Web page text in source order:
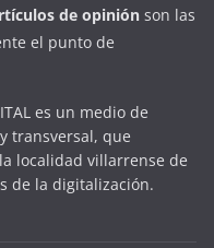
de opinión son las
el punto de
es un medio de
transversal, que
localidad villarrense de
de la digitalización.